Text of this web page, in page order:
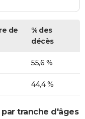
de
% des
décès
55,6 %
44,4 %
tranche d'âges